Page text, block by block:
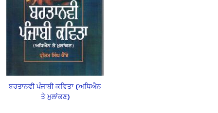
ਬਰਤਾਨਵੀ ਪੰਜਾਬੀ ਕਵਿਤਾ (ਅਧਿਐਨ
ਤੇ ਮੁਲਾਂਕਣ)